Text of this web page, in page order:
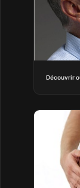
Découvrir